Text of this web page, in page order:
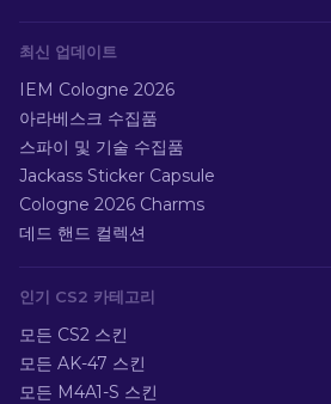
최신 업데이트
IEM Cologne 2026
아라베스크 수집품
스파이 및 기술 수집품
Jackass Sticker Capsule
Cologne 2026 Charms
데드 핸드 컬렉션
인기 CS2 카테고리
모든 CS2 스킨
모든 AK-47 스킨
모든 M4A1-S 스킨